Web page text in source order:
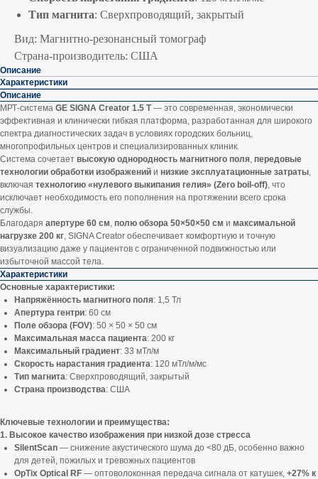
Тип магнита: Сверхпроводящий, закрытый
Вид: Магнитно-резонансный томограф
Страна-производитель: США
Описание
Характеристики
Описание
МРТ-система GE SIGNA Creator 1.5 T— это современная, экономически
эффективная и клинически гибкая платформа, разработанная для широкого
спектра диагностических задач в условиях городских больниц,
многопрофильных центров и специализированных клиник.
Система сочетает высокую однородность магнитного поля, передовые
технологии обработки изображений и низкие эксплуатационные затраты,
включая технологию «нулевого выкипания гелия» (Zero boil-off), что
исключает необходимость его пополнения на протяжении всего срока
службы.
Благодаря апертуре 60 см, полю обзора 50×50×50 см и максимальной
нагрузке 200 кг, SIGNA Creator обеспечивает комфортную и точную
визуализацию даже у пациентов с ограниченной подвижностью или
избыточной массой тела.
Характеристики
Основные характеристики:
Напряжённость магнитного поля: 1,5 Тл
Апертура гентри: 60 см
Поле обзора (FOV): 50 × 50 × 50 см
Максимальная масса пациента: 200 кг
Максимальный градиент: 33 мТл/м
Скорость нарастания градиента: 120 мТл/м/мс
Тип магнита: Сверхпроводящий, закрытый
Страна производства: США
Ключевые технологии и преимущества:
1. Высокое качество изображения при низкой дозе стресса
SilentScan — снижение акустического шума до <80 дБ, особенно важно
для детей, пожилых и тревожных пациентов
OpTix Optical RF — оптоволоконная передача сигнала от катушек, +27% к